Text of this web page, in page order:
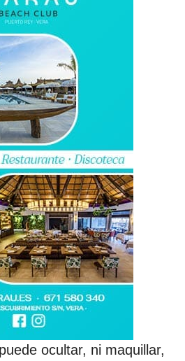
ocultar, ni maquillar,